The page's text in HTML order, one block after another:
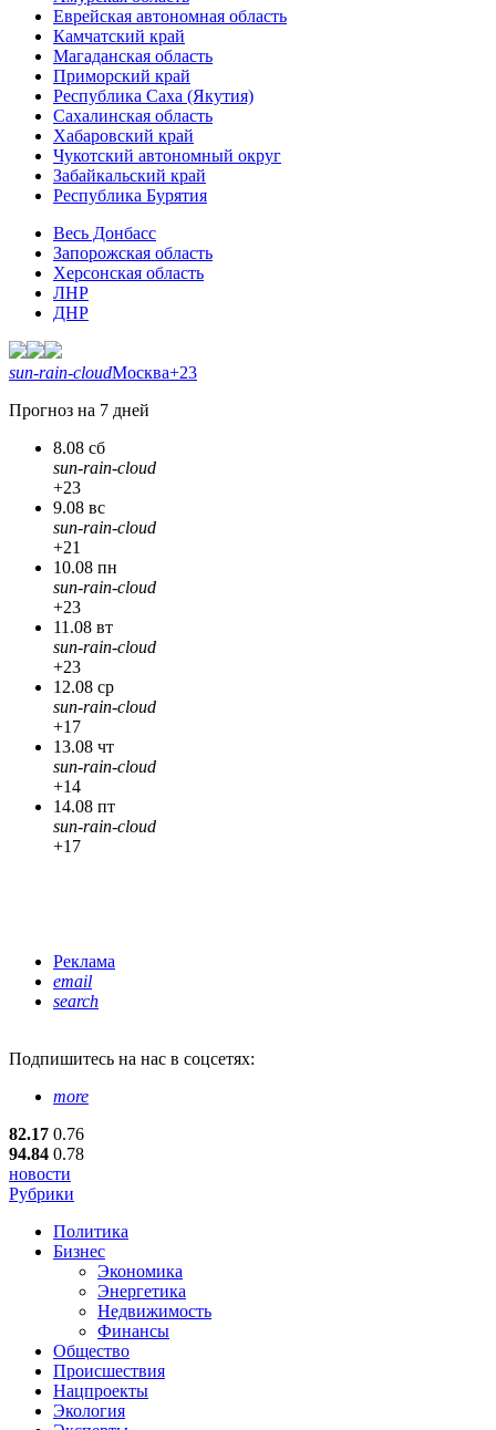
Еврейская автономная область
Камчатский край
Магаданская область
Приморский край
Республика Саха (Якутия)
Сахалинская область
Хабаровский край
Чукотский автономный округ
Забайкальский край
Республика Бурятия
Весь Донбасс
Запорожская область
Херсонская область
ЛНР
ДНР
sun-rain-cloudМосква+23
Прогноз на 7 дней
8.08 сб
sun-rain-cloud
+23
9.08 вс
sun-rain-cloud
+21
10.08 пн
sun-rain-cloud
+23
11.08 вт
sun-rain-cloud
+23
12.08 ср
sun-rain-cloud
+17
13.08 чт
sun-rain-cloud
+14
14.08 пт
sun-rain-cloud
+17
Реклама
email
search
Подпишитесь на нас в соцсетях:
more
82.17 0.76
94.84 0.78
новости
Рубрики
Политика
Бизнес
Экономика
Энергетика
Недвижимость
Финансы
Общество
Происшествия
Нацпроекты
Экология